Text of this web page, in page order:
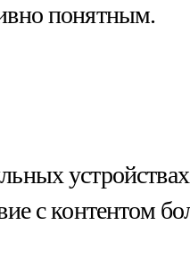
понятным.
с контентом